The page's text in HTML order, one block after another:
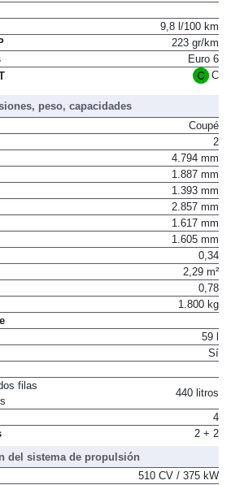
9,8 l/100 km
223 gr/km
Euro 6
C
peso, capacidades
Coupé
2
4.794 mm
1.887 mm
1.393 mm
2.857 mm
1.617 mm
1.605 mm
0,34
2,29 m²
0,78
1.800 kg
59 l
Sí
filas
440 litros
4
2 + 2
del sistema de propulsión
510 CV / 375 kW